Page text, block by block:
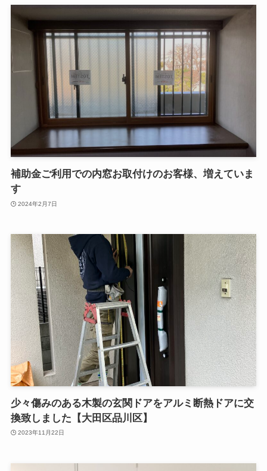
補助金ご利用での内窓お取付けのお客様、増えていま
す
2024年2月7日
少々傷みのある木製の玄関ドアをアルミ断熱ドアに交
換致しました【大田区品川区】
2023年11月22日